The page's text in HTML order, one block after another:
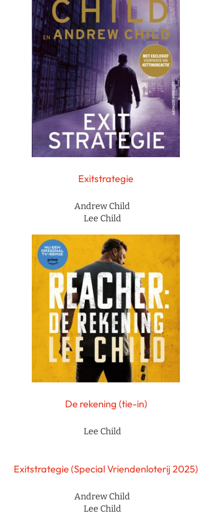
Exitstrategie
Andrew Child
Lee Child
De rekening (tie-in)
Lee Child
Exitstrategie (Special Vriendenloterij 2025)
Andrew Child
Lee Child